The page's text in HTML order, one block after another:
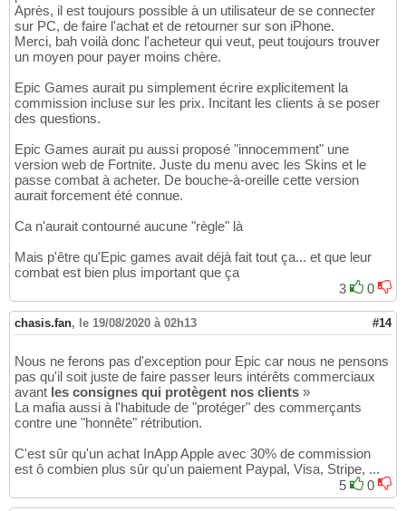
Après, il est toujours possible à un utilisateur de se connecter
sur PC, de faire l'achat et de retourner sur son iPhone.
Merci, bah voilà donc l'acheteur qui veut, peut toujours trouver
un moyen pour payer moins chère.
Epic Games aurait pu simplement écrire explicitement la
commission incluse sur les prix. Incitant les clients à se poser
des questions.
Epic Games aurait pu aussi proposé "innocemment" une
version web de Fortnite. Juste du menu avec les Skins et le
passe combat à acheter. De bouche-à-oreille cette version
aurait forcement été connue.
Ca n'aurait contourné aucune "règle" là
Mais p'être qu'Epic games avait déjà fait tout ça... et que leur
combat est bien plus important que ça
3
0
chasis.fan, le 19/08/2020 à 02h13 #14
Nous ne ferons pas d'exception pour Epic car nous ne pensons
pas qu'il soit juste de faire passer leurs intérêts commerciaux
avant les consignes qui protègent nos clients »
La mafia aussi à l'habitude de "protéger" des commerçants
contre une "honnête" rétribution.
C'est sûr qu'un achat InApp Apple avec 30% de commission
est ô combien plus sûr qu'un paiement Paypal, Visa, Stripe, ...
5
0